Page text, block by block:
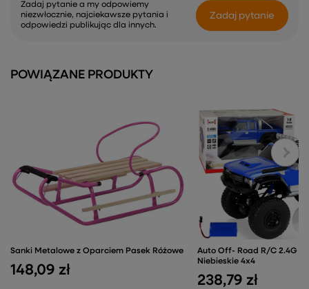
Zadaj pytanie a my odpowiemy
niezwłocznie, najciekawsze pytania i
odpowiedzi publikując dla innych.
Zadaj pytanie
POWIĄZANE PRODUKTY
Sanki Metalowe z Oparciem Pasek Różowe
148,09 zł
Auto Off- Road R/C 2.4G
Niebieskie 4x4
238,79 zł